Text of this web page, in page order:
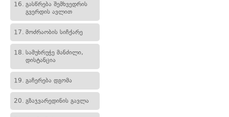
16. გასწრება შემხვედრის
გვერდის ავლით
17. მოძრაობის სიჩქარე
18. სამუხრუჭე მანძილი,
დისტანცია
19. გაჩერება დგომა
20. გზაჯვარედინის გავლა